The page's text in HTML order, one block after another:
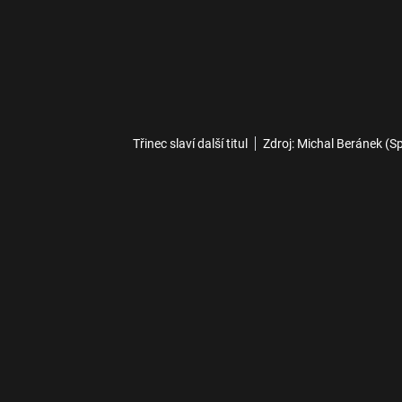
Třinec slaví další titul Zdroj: Michal Beránek